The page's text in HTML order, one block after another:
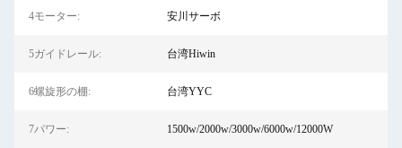
4モーター: 安川サーボ
5ガイドレール: 台湾Hiwin
6螺旋形の棚: 台湾YYC
7パワー: 1500w/2000w/3000w/6000w/12000W